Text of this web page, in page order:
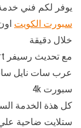
يوفر لكم فني
سبورت الكويت
خلال دقيقة
عرب سات نايل
سبورت 4k
كل هذة الخدمة
ستلايت ضاحية علي